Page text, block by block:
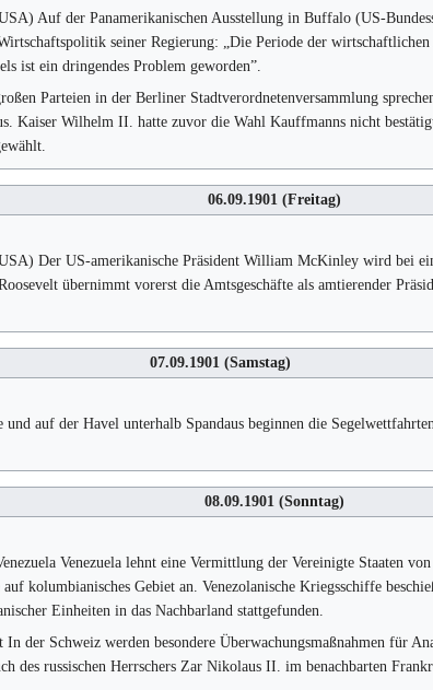
Auf der Panamerikanischen Ausstellung in Buffalo (US-
seiner Regierung: „Die Periode der wirtschaftlichen
ist ein dringendes Problem geworden”.
Parteien in der Berliner Stadtverordnetenversammlung
Kaiser Wilhelm II. hatte zuvor die Wahl Kauffmanns nicht
06.09.1901(Freitag)
Der US-amerikanische Präsident William McKinley wird bei
übernimmt vorerst die Amtsgeschäfte als amtierender
07.09.1901 (Samstag)
und auf der Havel unterhalb Spandaus beginnen die
08.09.1901(Sonntag)
Venezuela lehnt eine Vermittlung der Vereinigte Staaten
kolumbianisches Gebiet an. Venezolanische Kriegsschiffe
Einheiten in das Nachbarland stattgefunden.
In der Schweiz werden besondere Überwachungsmaßnahmen für
des russischen Herrschers Zar Nikolaus II. im benachbarten